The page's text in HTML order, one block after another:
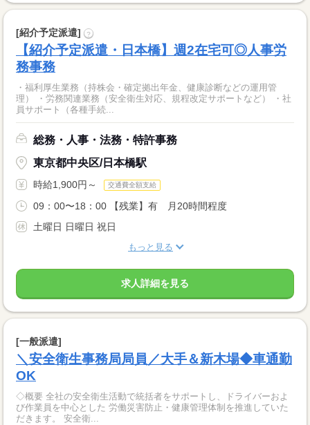
[紹介予定派遣] ?
【紹介予定派遣・日本橋】週2在宅可◎人事労
務事務
・福利厚生業務（持株会・確定拠出年金、健康診断などの運用管
理） ・労務関連業務（安全衛生対応、規程改定サポートなど） ・社
員サポート（各種手続...
総務・人事・法務・特許事務
東京都中央区/日本橋駅
時給1,900円～ 交通費全額支給
09：00〜18：00 【残業】有 月20時間程度
土曜日 日曜日 祝日
もっと見る
求人詳細を見る
[一般派遣]
＼安全衛生事務局局員／大手＆新木場◆車通勤
OK
◇概要 全社の安全衛生活動で統括者をサポートし、ドライバーおよ
び作業員を中心とした 労働災害防止・健康管理体制を推進していた
だきます。 安全衛...